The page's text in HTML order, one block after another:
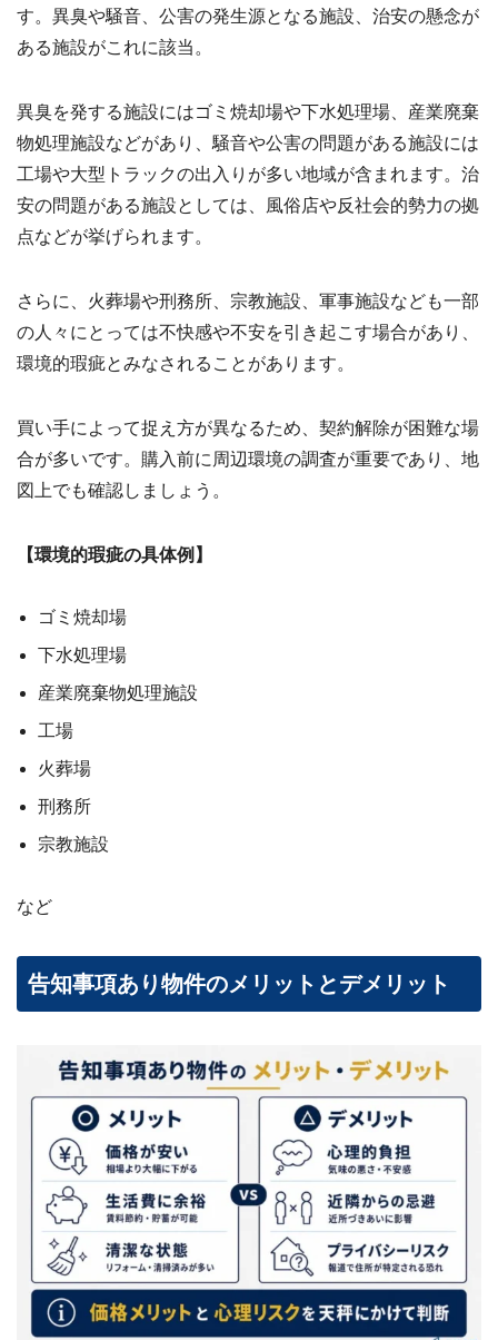
す。異臭や騒音、公害の発生源となる施設、治安の懸念が
ある施設がこれに該当。
異臭を発する施設にはゴミ焼却場や下水処理場、産業廃棄
物処理施設などがあり、騒音や公害の問題がある施設には
工場や大型トラックの出入りが多い地域が含まれます。治
安の問題がある施設としては、風俗店や反社会的勢力の拠
点などが挙げられます。
さらに、火葬場や刑務所、宗教施設、軍事施設なども一部
の人々にとっては不快感や不安を引き起こす場合があり、
環境的瑕疵とみなされることがあります。
買い手によって捉え方が異なるため、契約解除が困難な場
合が多いです。購入前に周辺環境の調査が重要であり、地
図上でも確認しましょう。
【環境的瑕疵の具体例】
ゴミ焼却場
下水処理場
産業廃棄物処理施設
工場
火葬場
刑務所
宗教施設
など
告知事項あり物件のメリットとデメリット